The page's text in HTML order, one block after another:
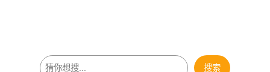
搜
搜索